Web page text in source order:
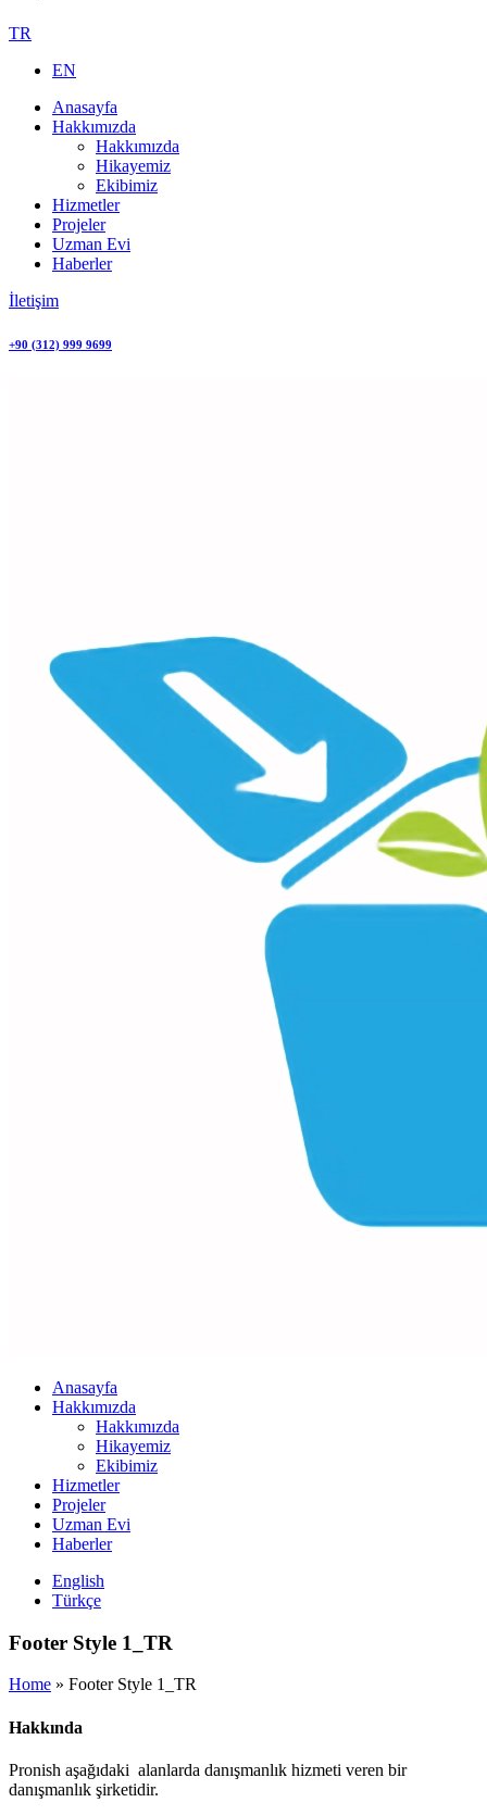
TR
EN
Anasayfa
Hakkımızda
Hakkımızda
Hikayemiz
Ekibimiz
Hizmetler
Projeler
Uzman Evi
Haberler
İletişim
+90 (312) 999 9699
Anasayfa
Hakkımızda
Hakkımızda
Hikayemiz
Ekibimiz
Hizmetler
Projeler
Uzman Evi
Haberler
English
Türkçe
Footer Style 1_TR
Home » Footer Style 1_TR
Hakkında
Pronish aşağıdaki alanlarda danışmanlık hizmeti veren bir
danışmanlık şirketidir.